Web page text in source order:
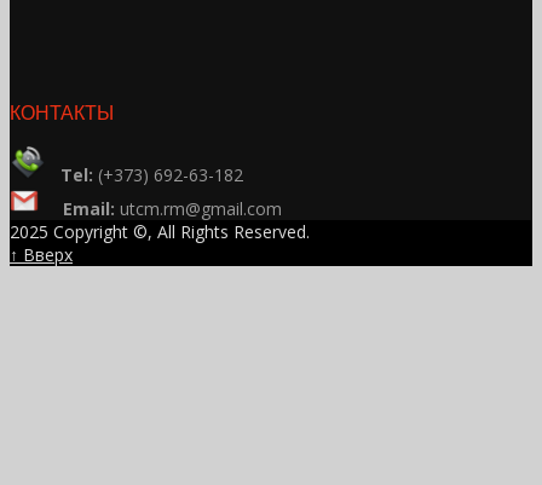
КОНТАКТЫ
Tel: (+373) 692-63-182
Email: utcm.rm@gmail.com
2025 Copyright ©, All Rights Reserved.
↑ Вверх